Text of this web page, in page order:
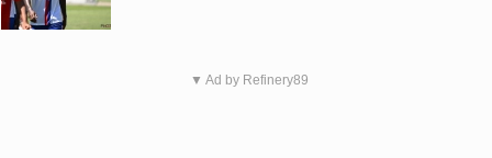
▼ Ad by Refinery89